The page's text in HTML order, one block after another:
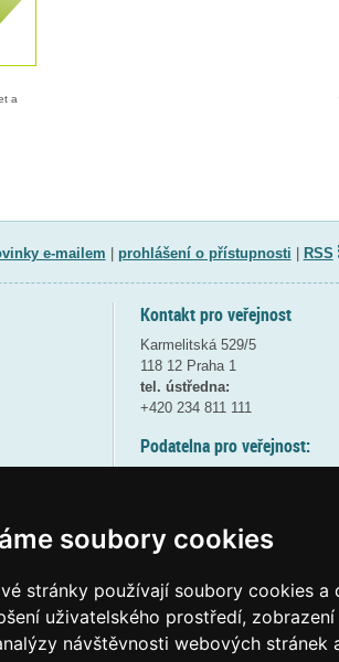
soubory cookies
stránky používají soubory cookies a
uživatelského prostředí,
návštěvnosti webových stránek
a
e-mailem prohlášení o přístupnosti RSS
Kontakt pro veřejnost
Karmelitská 529/5
118 12 Praha 1
tel. ústředna:
+420 234 811 111
Podatelna pro veřejnost:
(více informací
Elektronická podatelna:
posta@msmtgov cz